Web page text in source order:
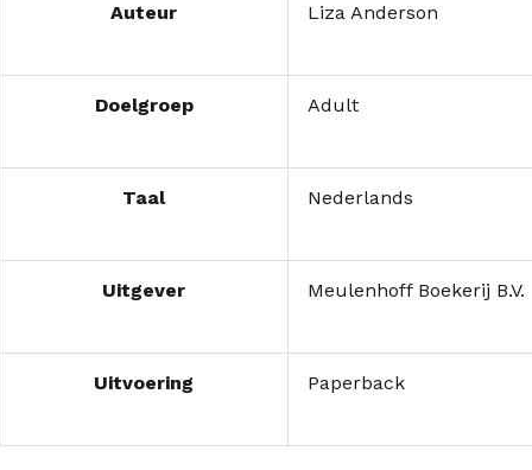
Auteur Liza Anderson
Doelgroep Adult
Taal Nederlands
Uitgever Meulenhoff Boekerij B.V.
Uitvoering Paperback